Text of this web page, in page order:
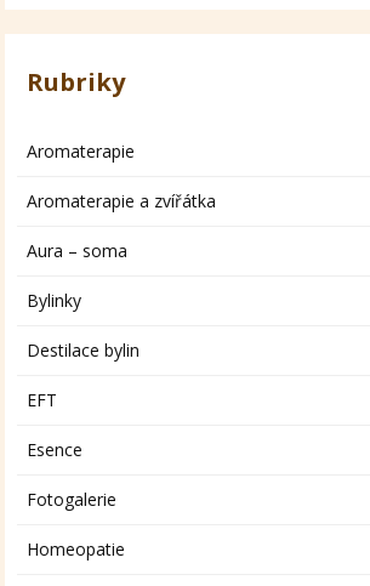
Rubriky
Aromaterapie
Aromaterapie a zvířátka
Aura – soma
Bylinky
Destilace bylin
EFT
Esence
Fotogalerie
Homeopatie